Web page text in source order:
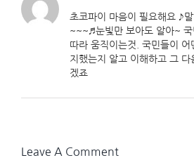
초코파이 마음이 필요해요 ♪
~~~♬눈빛만 보아도 알아~ 국
따라 움직이는것. 국민들이 어
지했는지 알고 이해하고 그
겠죠
Leave A Comment